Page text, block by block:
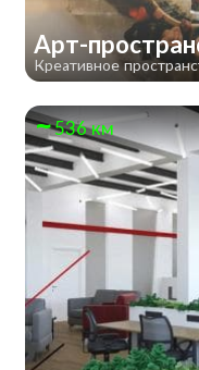
Арт-
Креативное
536 км